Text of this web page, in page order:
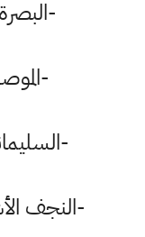
-البصرة /
-
-
-النجف